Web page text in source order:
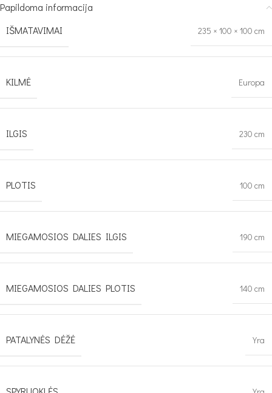
Papildoma informacija
IŠMATAVIMAI
235 × 100 × 100 cm
KILMĖ Europa
ILGIS 230 cm
PLOTIS 100 cm
MIEGAMOSIOS DALIES ILGIS 190 cm
MIEGAMOSIOS DALIES PLOTIS 140 cm
PATALYNĖS DĖŽĖ Yra